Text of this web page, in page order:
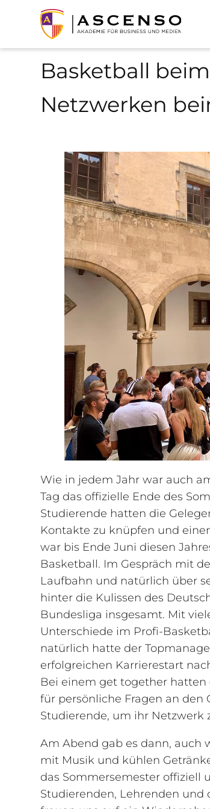
Basketball
Netzwerken
Wie in jedem Jahr war auch
Tag das offizielle Ende des
Studierende hatten die
Kontakte zu knüpfen und
war bis Ende Juni diesen
Basketball. Im Gespräch mit
Laufbahn und natürlich über
hinter die Kulissen des
Bundesliga insgesamt. Mit
Unterschiede im Profi-
natürlich hatte der
erfolgreichen Karrierestart
Bei einem get together
für persönliche Fragen an den
Studierende, um ihr Netzwerk
Am Abend gab es dann, auch
mit Musik und kühlen
das Sommersemester offiziell
Studierenden, Lehrenden und